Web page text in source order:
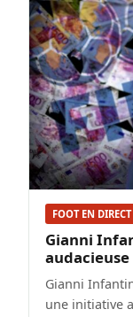
FOOT EN DIRECT
Gianni
Gianni
une initiative